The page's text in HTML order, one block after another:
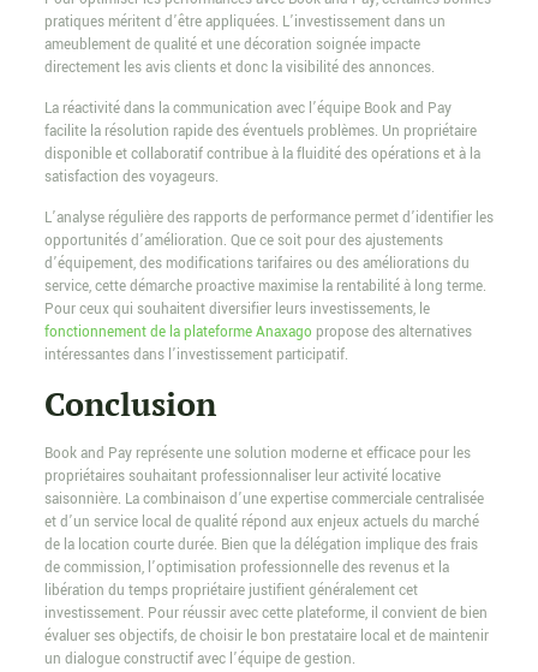
pratiques méritent d’être appliquées. L’investissement dans un
ameublement de qualité et une décoration soignée impacte
directement les avis clients et donc la visibilité des annonces.
La réactivité dans la communication avec l’équipe Book and Pay
facilite la résolution rapide des éventuels problèmes. Un propriétaire
disponible et collaboratif contribue à la fluidité des opérations et à la
satisfaction des voyageurs.
L’analyse régulière des rapports de performance permet d’identifier les
opportunités d’amélioration. Que ce soit pour des ajustements
d’équipement, des modifications tarifaires ou des améliorations du
service, cette démarche proactive maximise la rentabilité à long terme.
Pour ceux qui souhaitent diversifier leurs investissements, le
fonctionnement de la plateforme Anaxago propose des alternatives
intéressantes dans l’investissement participatif.
Conclusion
Book and Pay représente une solution moderne et efficace pour les
propriétaires souhaitant professionnaliser leur activité locative
saisonnière. La combinaison d’une expertise commerciale centralisée
et d’un service local de qualité répond aux enjeux actuels du marché
de la location courte durée. Bien que la délégation implique des frais
de commission, l’optimisation professionnelle des revenus et la
libération du temps propriétaire justifient généralement cet
investissement. Pour réussir avec cette plateforme, il convient de bien
évaluer ses objectifs, de choisir le bon prestataire local et de maintenir
un dialogue constructif avec l’équipe de gestion.